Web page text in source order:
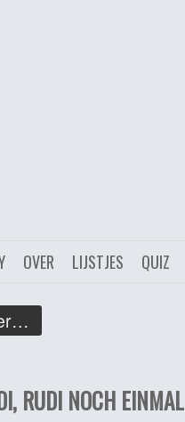
QUIZ
LIJSTJES
OVER
RUDI NOCH EINMAL